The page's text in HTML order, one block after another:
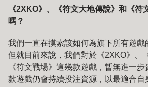
《2XKO》、《符文大地傳說》和《符
嗎？
我們一直在摸索該如何為旗下所有遊戲
但就目前來說，我們對於《2XKO》、
《符文戰場》這幾款遊戲，暫無進一
款遊戲仍會持續投注資源，以最適合自